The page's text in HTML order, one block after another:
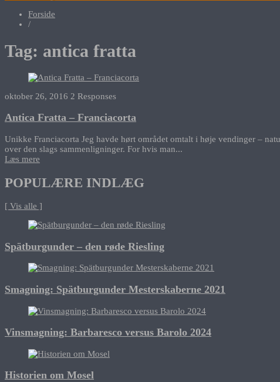
Forside
/
Tag: antica fratta
oktober 26, 2016 2 Responses
Antica Fratta – Franciacorta
Unikke Franciacorta Jeg havde hørt området omtalt i høje vendinger –
over den slags sammenligninger. For hvis man...
Læs mere
POPULÆRE INDLÆG
[ Vis alle ]
Spätburgunder – den røde Riesling
Smagning: Spätburgunder Mesterskaberne 2021
Vinsmagning: Barbaresco versus Barolo 2024
Historien om Mosel